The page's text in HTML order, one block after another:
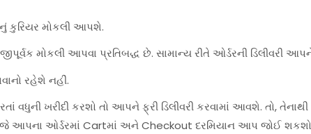
કુરિયર મોકલી આપશે.
મોકલી આપવા પ્રતિબદ્ધ છે. સામાન્ય રીતે ઓર્ડરની ડિલીવરી
રહેશે નહીં.
ખરીદી કરશો તો આપને ફ્રી ડિલીવરી કરવામાં આવશે. તો, તેનાથી
જે આપના ઓર્ડરમાં Cartમાં અને Checkout દરમિયાન આપ જોઈ